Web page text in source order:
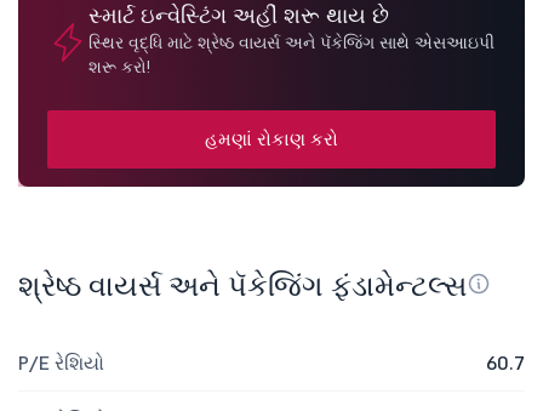
સ્માર્ટ ઇન્વેસ્ટિંગ અહીં શરૂ થાય છે
સ્થિર વૃદ્ધિ માટે શ્રેષ્ઠ વાયર્સ અને પૅકેજિંગ સાથે એસઆઇપી
શરૂ કરો!
હમણાં રોકાણ કરો
શ્રેષ્ઠ વાયર્સ અને પૅકેજિંગ ફંડામેન્ટલ્સ
P/E રેશિયો 60.7